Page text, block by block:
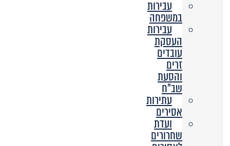
עבירות
במשפחה
עבירות
העסקת
עובדים
זרים
והסעת
שב”ח
עתירות
אסירים
ועדת
שחרורים